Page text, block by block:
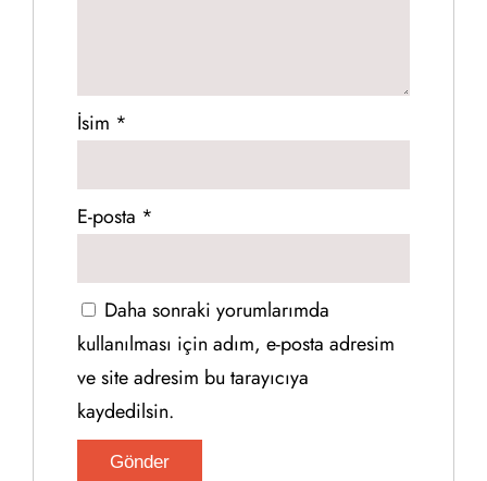
İsim *
E-posta *
Daha sonraki yorumlarımda
kullanılması için adım, e-posta adresim
ve site adresim bu tarayıcıya
kaydedilsin.